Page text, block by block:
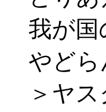
我が国
やどら
＞ヤス